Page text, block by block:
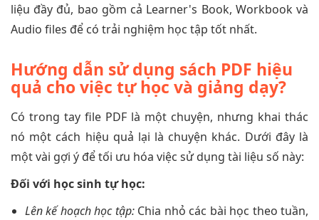
liệu đầy đủ, bao gồm cả Learner's Book, Workbook và
Audio files để có trải nghiệm học tập tốt nhất.
Hướng dẫn sử dụng sách PDF hiệu
quả cho việc tự học và giảng dạy?
Có trong tay file PDF là một chuyện, nhưng khai thác
nó một cách hiệu quả lại là chuyện khác. Dưới đây là
một vài gợi ý để tối ưu hóa việc sử dụng tài liệu số này:
Đối với học sinh tự học:
Lên kế hoạch học tập:Chia nhỏ các bài học theo tuần,